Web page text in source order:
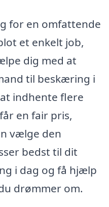
for en omfattende
et enkelt job,
dig med at
til beskæring i
indhente flere
en fair pris,
vælge den
bedst til dit
i dag og få hjælp
drømmer om.